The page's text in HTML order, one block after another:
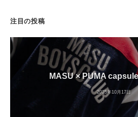
注目の投稿
MASU × PUMA
2025年10月17日